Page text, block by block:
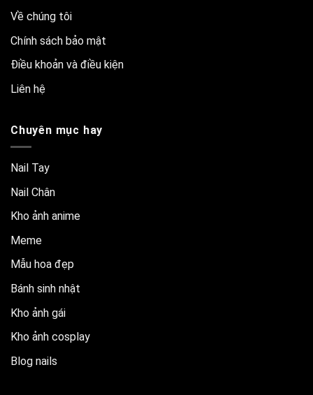
Về chúng tôi
Chính sách bảo mật
Điều khoản và điều kiện
Liên hệ
Chuyên mục hay
Nail Tay
Nail Chân
Kho ảnh anime
Meme
Mẫu hoa đẹp
Bánh sinh nhật
Kho ảnh gái
Kho ảnh cosplay
Blog nails